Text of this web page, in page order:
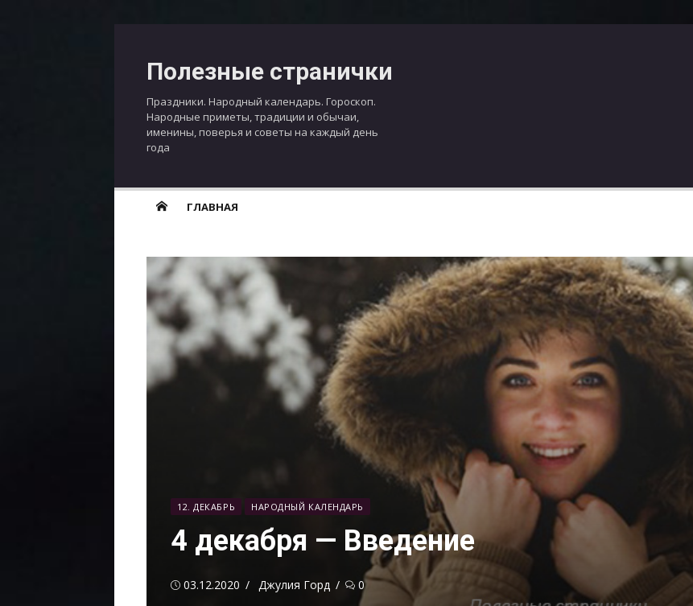
Полезные странички
Праздники. Народный календарь. Гороскоп.
Народные приметы, традиции и обычаи,
именины, поверья и советы на каждый день
года
ГЛАВНАЯ
12. ДЕКАБРЬ НАРОДНЫЙ КАЛЕНДАРЬ
4 декабря — Введение
Опубликовано
03.12.2020 Автор
Джулия Горд 0